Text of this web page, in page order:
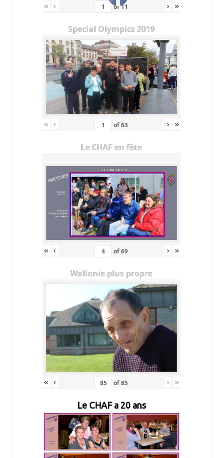
« ‹ of11 › »
Special Olympics 2019
« ‹ of63 › »
Le CHAF en fête
« ‹ of69 › »
Wallonie plus propre
« ‹ of85 › »
Le CHAF a 20 ans